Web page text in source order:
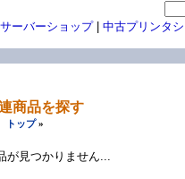
商品を探す
トップ»
が見つかりません...
ーバーショップ| 中古プリンタ